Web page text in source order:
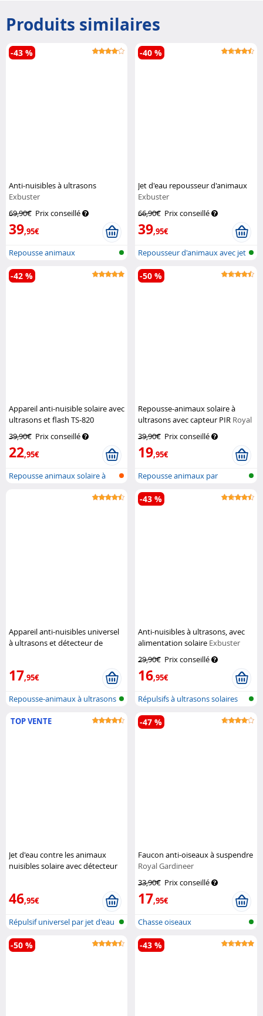
Produits similaires
Anti-nuisibles à ultrasons
Exbuster
69,90€ Prix conseillé
39,95€
-43 %
Repousse animaux
ultrasonique avec...
Jet d'eau repousseur d'animaux
Exbuster
66,90€ Prix conseillé
39,95€
-40 %
Repousseur d'animaux avec jet
d'eau...
Appareil anti-nuisible solaire avec
ultrasons et flash TS-820
39,90€ Prix conseillé
22,95€
-42 %
Repousse animaux solaire à
Repousse-animaux solaire à
ultrasons avec capteur PIR Royal
39,90€ Prix conseillé
19,95€
-50 %
Repousse animaux par
ultrasons avec...
Appareil anti-nuisibles universel
à ultrasons et détecteur de
17,95€
Repousse-animaux à ultrasons
Anti-nuisibles à ultrasons, avec
alimentation solaire Exbuster
29,90€ Prix conseillé
16,95€
-43 %
Répulsifs à ultrasons solaires
pour...
TOP VENTE
Jet d'eau contre les animaux
nuisibles solaire avec détecteur
46,95€
Répulsif universel par jet d'eau
et...
Faucon anti-oiseaux à suspendre
Royal Gardineer
33,90€ Prix conseillé
17,95€
-47 %
Chasse oiseaux
-50 % -43 %